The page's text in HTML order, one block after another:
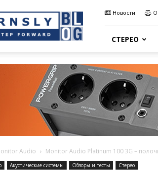
Новости
СТЕРЕО
Audio Monitor Audio Platinum 100 3G –
Акустические системы Обзоры и тесты Стерео